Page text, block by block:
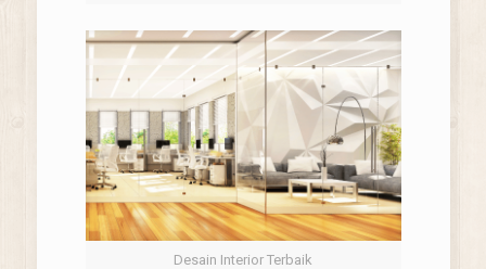
Desain Interior Terbaik